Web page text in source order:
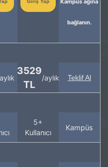
Giriş Yap Kampüs ağına
bağlanın.
3529
TL
/aylık Teklif Al
5+
Kullanıcı
Kampüs